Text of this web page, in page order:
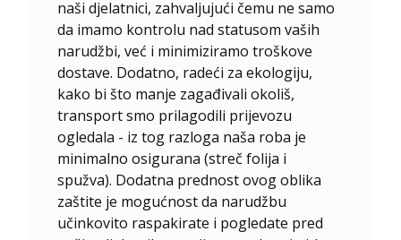
naši djelatnici, zahvaljujući čemu ne samo
da imamo kontrolu nad statusom vaših
narudžbi, već i minimiziramo troškove
dostave. Dodatno, radeći za ekologiju,
kako bi što manje zagađivali okoliš,
transport smo prilagodili prijevozu
ogledala - iz tog razloga naša roba je
minimalno osigurana (streč folija i
spužva). Dodatna prednost ovog oblika
zaštite je mogućnost da narudžbu
učinkovito raspakirate i pogledate pred